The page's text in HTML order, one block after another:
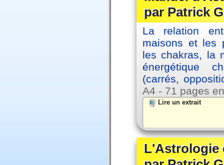
par Patrick
La relation
maisons et les
les chakras, la
énergétique
(carrés,
A4 - 71 pages
Lire un extrait
L'Astrologie